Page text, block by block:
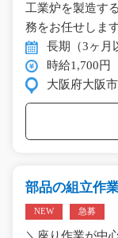
工業炉を製造す
務をお任せしま
長期（3ヶ月
時給1,700円
大阪府大阪
部品の組立作
NEW 急募